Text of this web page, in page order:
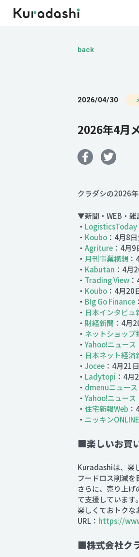
back
2026/04/30
2026年4月
クラダシの2026
▼新聞・WEB・雑
・ LogisticsToday
・ Koubo ：4月8
・ Agriture ：4月
・ 月刊事業構想
・ Kabutan ：4月
・ Trading View
・ Koubo ：4月20
・ B!g Go Finance
・ 日本インタビュ
・ 財経新聞 ：4月
・ ネットショップ
・ Yahoo!ニュース
・ 日本ネット経済
・ Jocee ：4月21
・ Ladytopi ：4月
・ dmenuニュース
・ Yahoo!ニュース
・ 住宅新報Web
・ ニッキン
■楽しいお買
Kuradashiは、楽
フードロス削減を
さらに、売り上
て支援しています。
楽しくておトクな
URL： https://
■株式会社ク